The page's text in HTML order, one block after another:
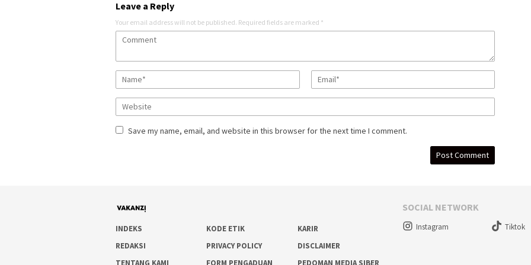
Leave a Reply
Your email address will not be published. Required fields are marked *
Save my name, email, and website in this browser for the next time I comment.
INDEKS KODE ETIK
KARIR
REDAKSI
PRIVACY POLICY
DISCLAIMER
TENTANG KAMI
FORM PENGADUAN PEDOMAN MEDIA SIBER
SOCIAL NETWORK
Instagram Tiktok